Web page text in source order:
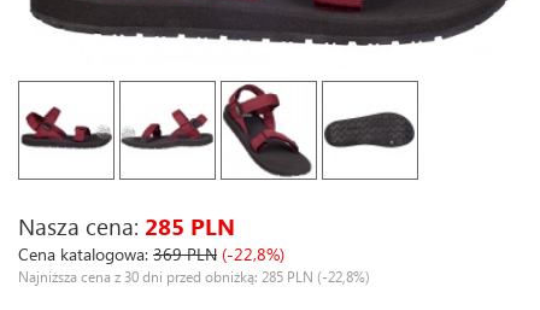
Nasza cena: 285 PLN
Cena katalogowa: 369 PLN (-22,8%)
Najniższa cena z 30 dni przed obniżką: 285 PLN (-22,8%)